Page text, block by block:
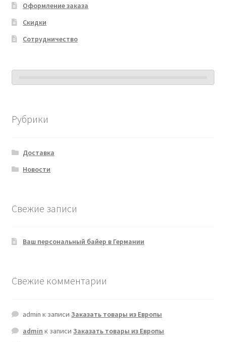
Оформление заказа
Скидки
Сотрудничество
Рубрики
Доставка
Новости
Свежие записи
Ваш персональный байер в Германии
Свежие комментарии
admin к записиЗаказать товары из Европы
admin к записиЗаказать товары из Европы